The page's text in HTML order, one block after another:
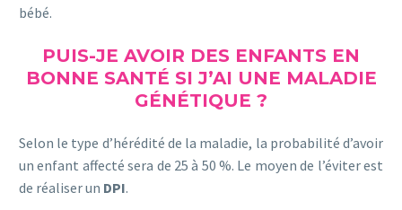
bébé.
PUIS-JE AVOIR DES ENFANTS EN
BONNE SANTÉ SI J’AI UNE MALADIE
GÉNÉTIQUE ?
Selon le type d’hérédité de la maladie, la probabilité d’avoir
un enfant affecté sera de 25 à 50 %. Le moyen de l’éviter est
de réaliser un DPI.